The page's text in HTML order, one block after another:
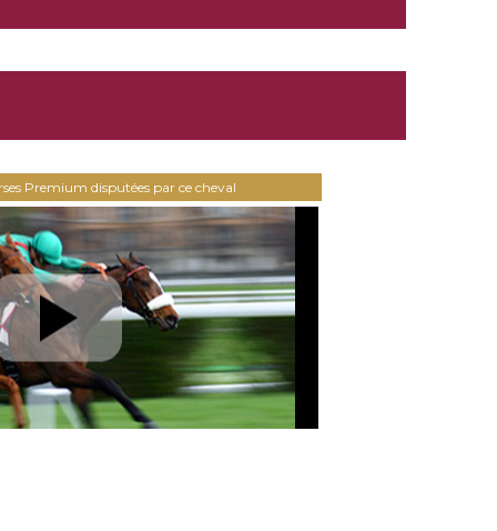
Premium disputées par ce cheval